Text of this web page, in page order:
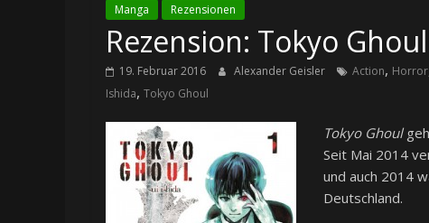
Manga Rezensionen
Rezension: Tokyo
19. Februar 2016 Alexander Geisler Action, Horror
Ishida, Tokyo Ghoul
Tokyo Ghoul
Seit Mai 2014
und auch 2014
Deutschland.